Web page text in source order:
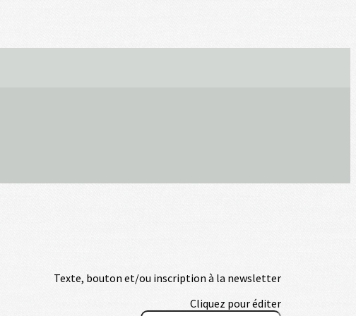
Texte, bouton et/ou inscription à la newsletter
Cliquez pour éditer